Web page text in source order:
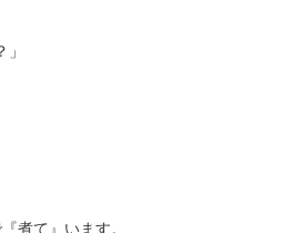
煮て』います。